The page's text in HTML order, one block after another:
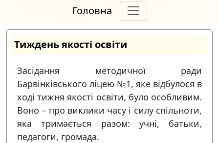
Головна
Тиждень якості освіти
Засідання методичної ради
Барвінківського ліцею №1, яке відбулося в
ході тижня якості освіти, було особливим.
Воно – про виклики часу і силу спільноти,
яка тримається разом: учні, батьки,
педагоги, громада.